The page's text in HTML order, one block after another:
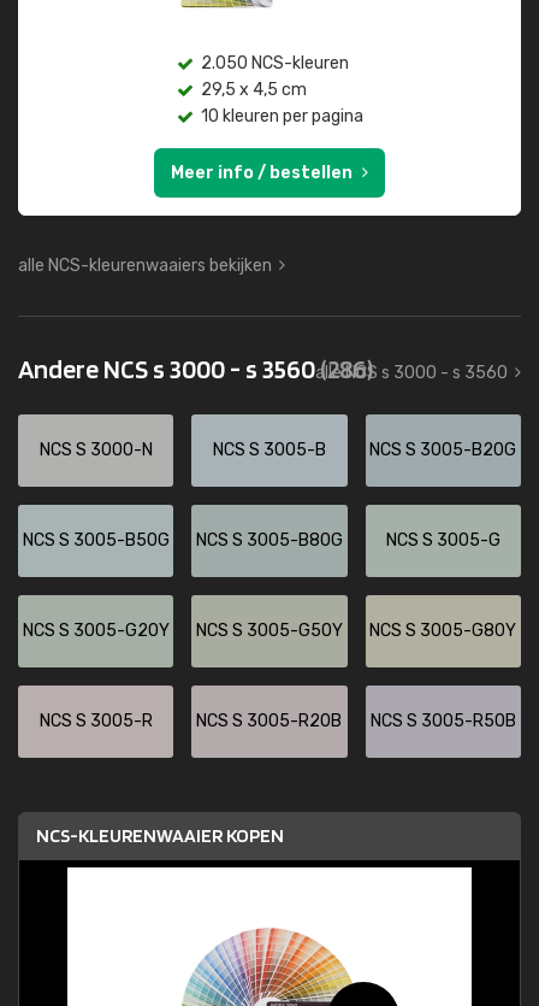
2.050 NCS-kleuren
29,5 x 4,5 cm
10 kleuren per pagina
Meer info / bestellen
alle NCS-kleurenwaaiers bekijken
Andere NCS s 3000 - s 3560(286)
alle NCS s 3000 - s 3560
NCS S 3000-N NCS S 3005-B NCS S 3005-B20G
NCS S 3005-B50G NCS S 3005-B80G NCS S 3005-G
NCS S 3005-G20Y NCS S 3005-G50Y NCS S 3005-G80Y
NCS S 3005-R NCS S 3005-R20B NCS S 3005-R50B
NCS-KLEURENWAAIER KOPEN